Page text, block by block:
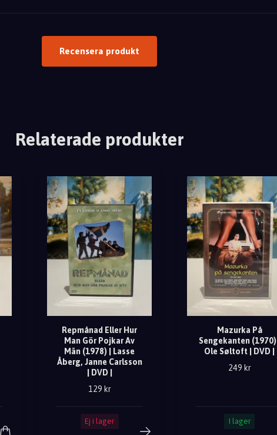
Recensera produkt
Relaterade produkter
Repmånad Eller Hur
Man Gör Pojkar Av
Män (1978) | Lasse
Åberg, Janne Carlsson
| DVD |
129 kr
Ej i lager
Mazurka På
Sengekanten (1970) |
Ole Søltoft | DVD |
249 kr
I lager